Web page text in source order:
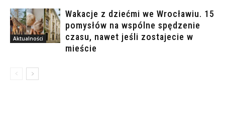
Aktualności
Wakacje z dziećmi we Wrocławiu. 15
pomysłów na wspólne spędzenie
czasu, nawet jeśli zostajecie w
mieście